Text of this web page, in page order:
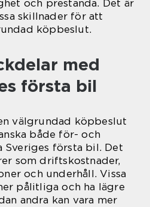
och prestanda. Det är
skillnader för att
köpbeslut.
med
första bil
välgrundad köpbeslut
både för- och
Sveriges första bil. Det
som driftskostnader,
och underhåll. Vissa
pålitliga och ha lägre
andra kan vara mer